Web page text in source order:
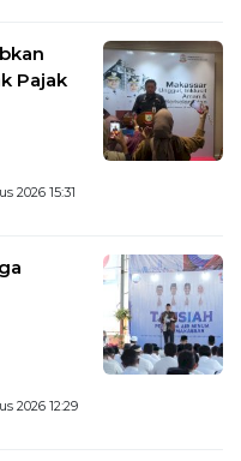
Pajak
2026 15:31
2026 12:29